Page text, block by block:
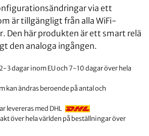
via ett
är tillgängligt från alla WiFi-
Den här produkten är ett smart relä
den analoga ingången.
3 dagar inom EU och 7-10 dagar över hela
kan ändras beroende på antal och
levereras med DHL
över hela världen på beställningar över